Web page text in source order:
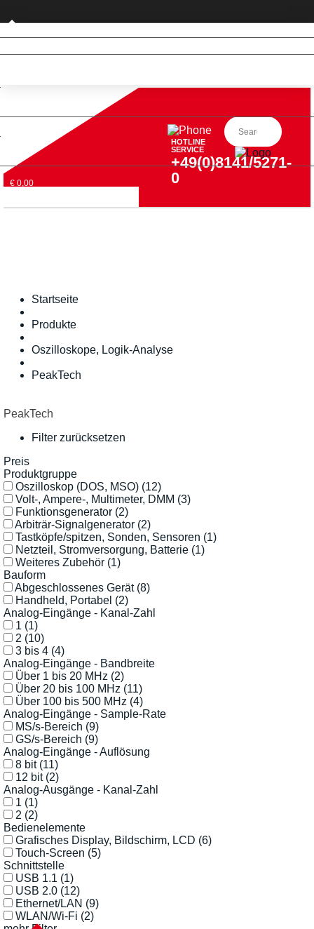
Privatkunde (nur DE)
€ 0,00
HOTLINE
SERVICE
+49(0)8141/5271-
0
Startseite
Produkte
Oszilloskope, Logik-Analyse
PeakTech
PeakTech
Filter zurücksetzen
Preis
Produktgruppe
Oszilloskop (DOS, MSO) (12)
Volt-, Ampere-, Multimeter, DMM (3)
Funktionsgenerator (2)
Arbiträr-Signalgenerator (2)
Tastköpfe/spitzen, Sonden, Sensoren (1)
Netzteil, Stromversorgung, Batterie (1)
Weiteres Zubehör (1)
Bauform
Abgeschlossenes Gerät (8)
Handheld, Portabel (2)
Analog-Eingänge - Kanal-Zahl
1 (1)
2 (10)
3 bis 4 (4)
Analog-Eingänge - Bandbreite
Über 1 bis 20 MHz (2)
Über 20 bis 100 MHz (11)
Über 100 bis 500 MHz (4)
Analog-Eingänge - Sample-Rate
MS/s-Bereich (9)
GS/s-Bereich (9)
Analog-Eingänge - Auflösung
8 bit (11)
12 bit (2)
Analog-Ausgänge - Kanal-Zahl
1 (1)
2 (2)
Bedienelemente
Grafisches Display, Bildschirm, LCD (6)
Touch-Screen (5)
Schnittstelle
USB 1.1 (1)
USB 2.0 (12)
Ethernet/LAN (9)
WLAN/Wi-Fi (2)